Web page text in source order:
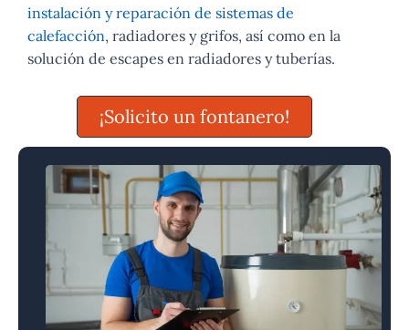
instalación y reparación de sistemas de
calefacción, radiadores y grifos, así como en la
solución de escapes en radiadores y tuberías.
¡Solicito un fontanero!